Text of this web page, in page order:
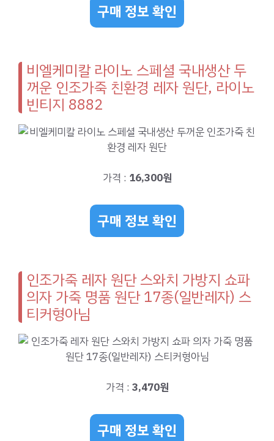
구매 정보 확인
비엘케미칼 라이노 스페셜 국내생산 두
꺼운 인조가죽 친환경 레자 원단, 라이노
빈티지 8882
가격 : 16,300원
구매 정보 확인
인조가죽 레자 원단 스와치 가방지 쇼파
의자 가죽 명품 원단 17종(일반레자) 스
티커형아님
가격 : 3,470원
구매 정보 확인